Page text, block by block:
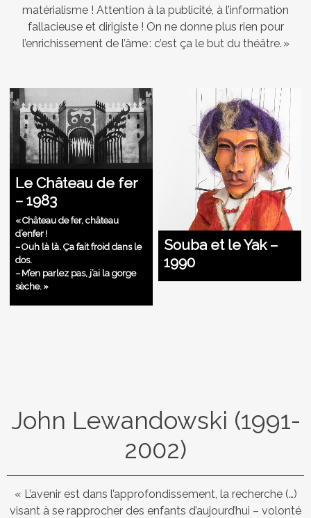
matérialisme ! Attention à la publicité, à l’information
fallacieuse et dirigiste ! On ne donne plus rien pour
l’enrichissement de l’âme : c’est ça le but du théâtre. »
Le Château de fer
– 1983
« Château de fer, château
d’enfer !
– Ouh là là. Ça fait froid dans le
dos.
– M’en parlez pas, j’ai la gorge
sèche. »
Souba et le Yak –
1990
John Lewandowski (1991-
2002)
« L’avenir est dans l’approfondissement, la recherche (…)
visant à se rapprocher des enfants d’aujourd’hui – volonté